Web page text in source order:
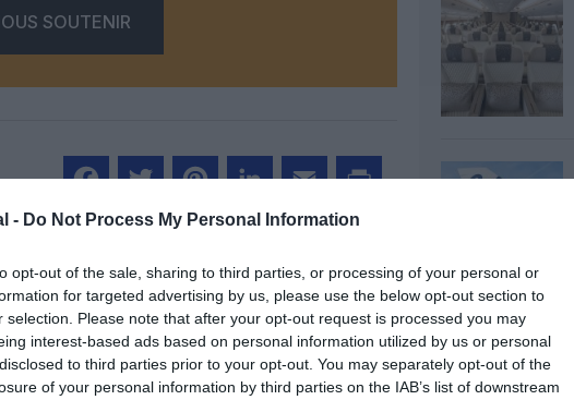
- Do Not Process My Personal Information
opt-out of the sale, sharing to third parties, or processing of your personal or
for targeted advertising by us, please use the below opt-out section to
selection. Please note that after your opt-out request is processed you may
interest-based ads based on personal information utilized by us or personal
to third parties prior to your opt-out. You may separately opt-out of the
of your personal information by third parties on the IAB’s list of downstream
SOUTENIR
FacebookTwitterPinterestLinkedInEmail Print
1 février 2018 - 14 h 14 min